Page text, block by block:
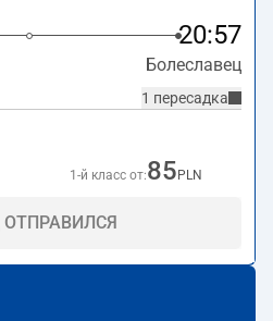
20:57
Болеславец
1 пересадка
1-й класс от:85 PLN
ОТПРАВИЛСЯ